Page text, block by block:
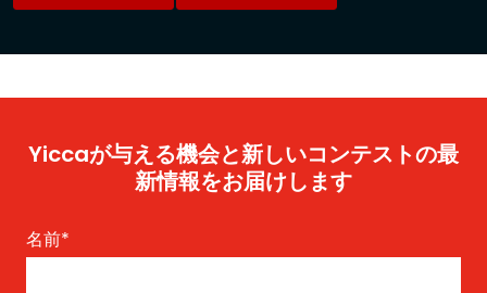
Yiccaが与える機会と新しいコンテストの最
新情報をお届けします
名前*